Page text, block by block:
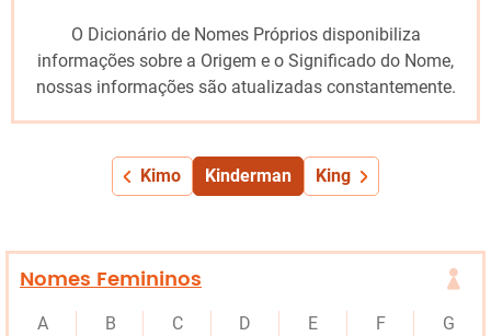
O Dicionário de Nomes Próprios disponibiliza
informações sobre a Origem e o Significado do Nome,
nossas informações são atualizadas constantemente.
Kimo Kinderman King
Nomes Femininos
A B C D E F
G